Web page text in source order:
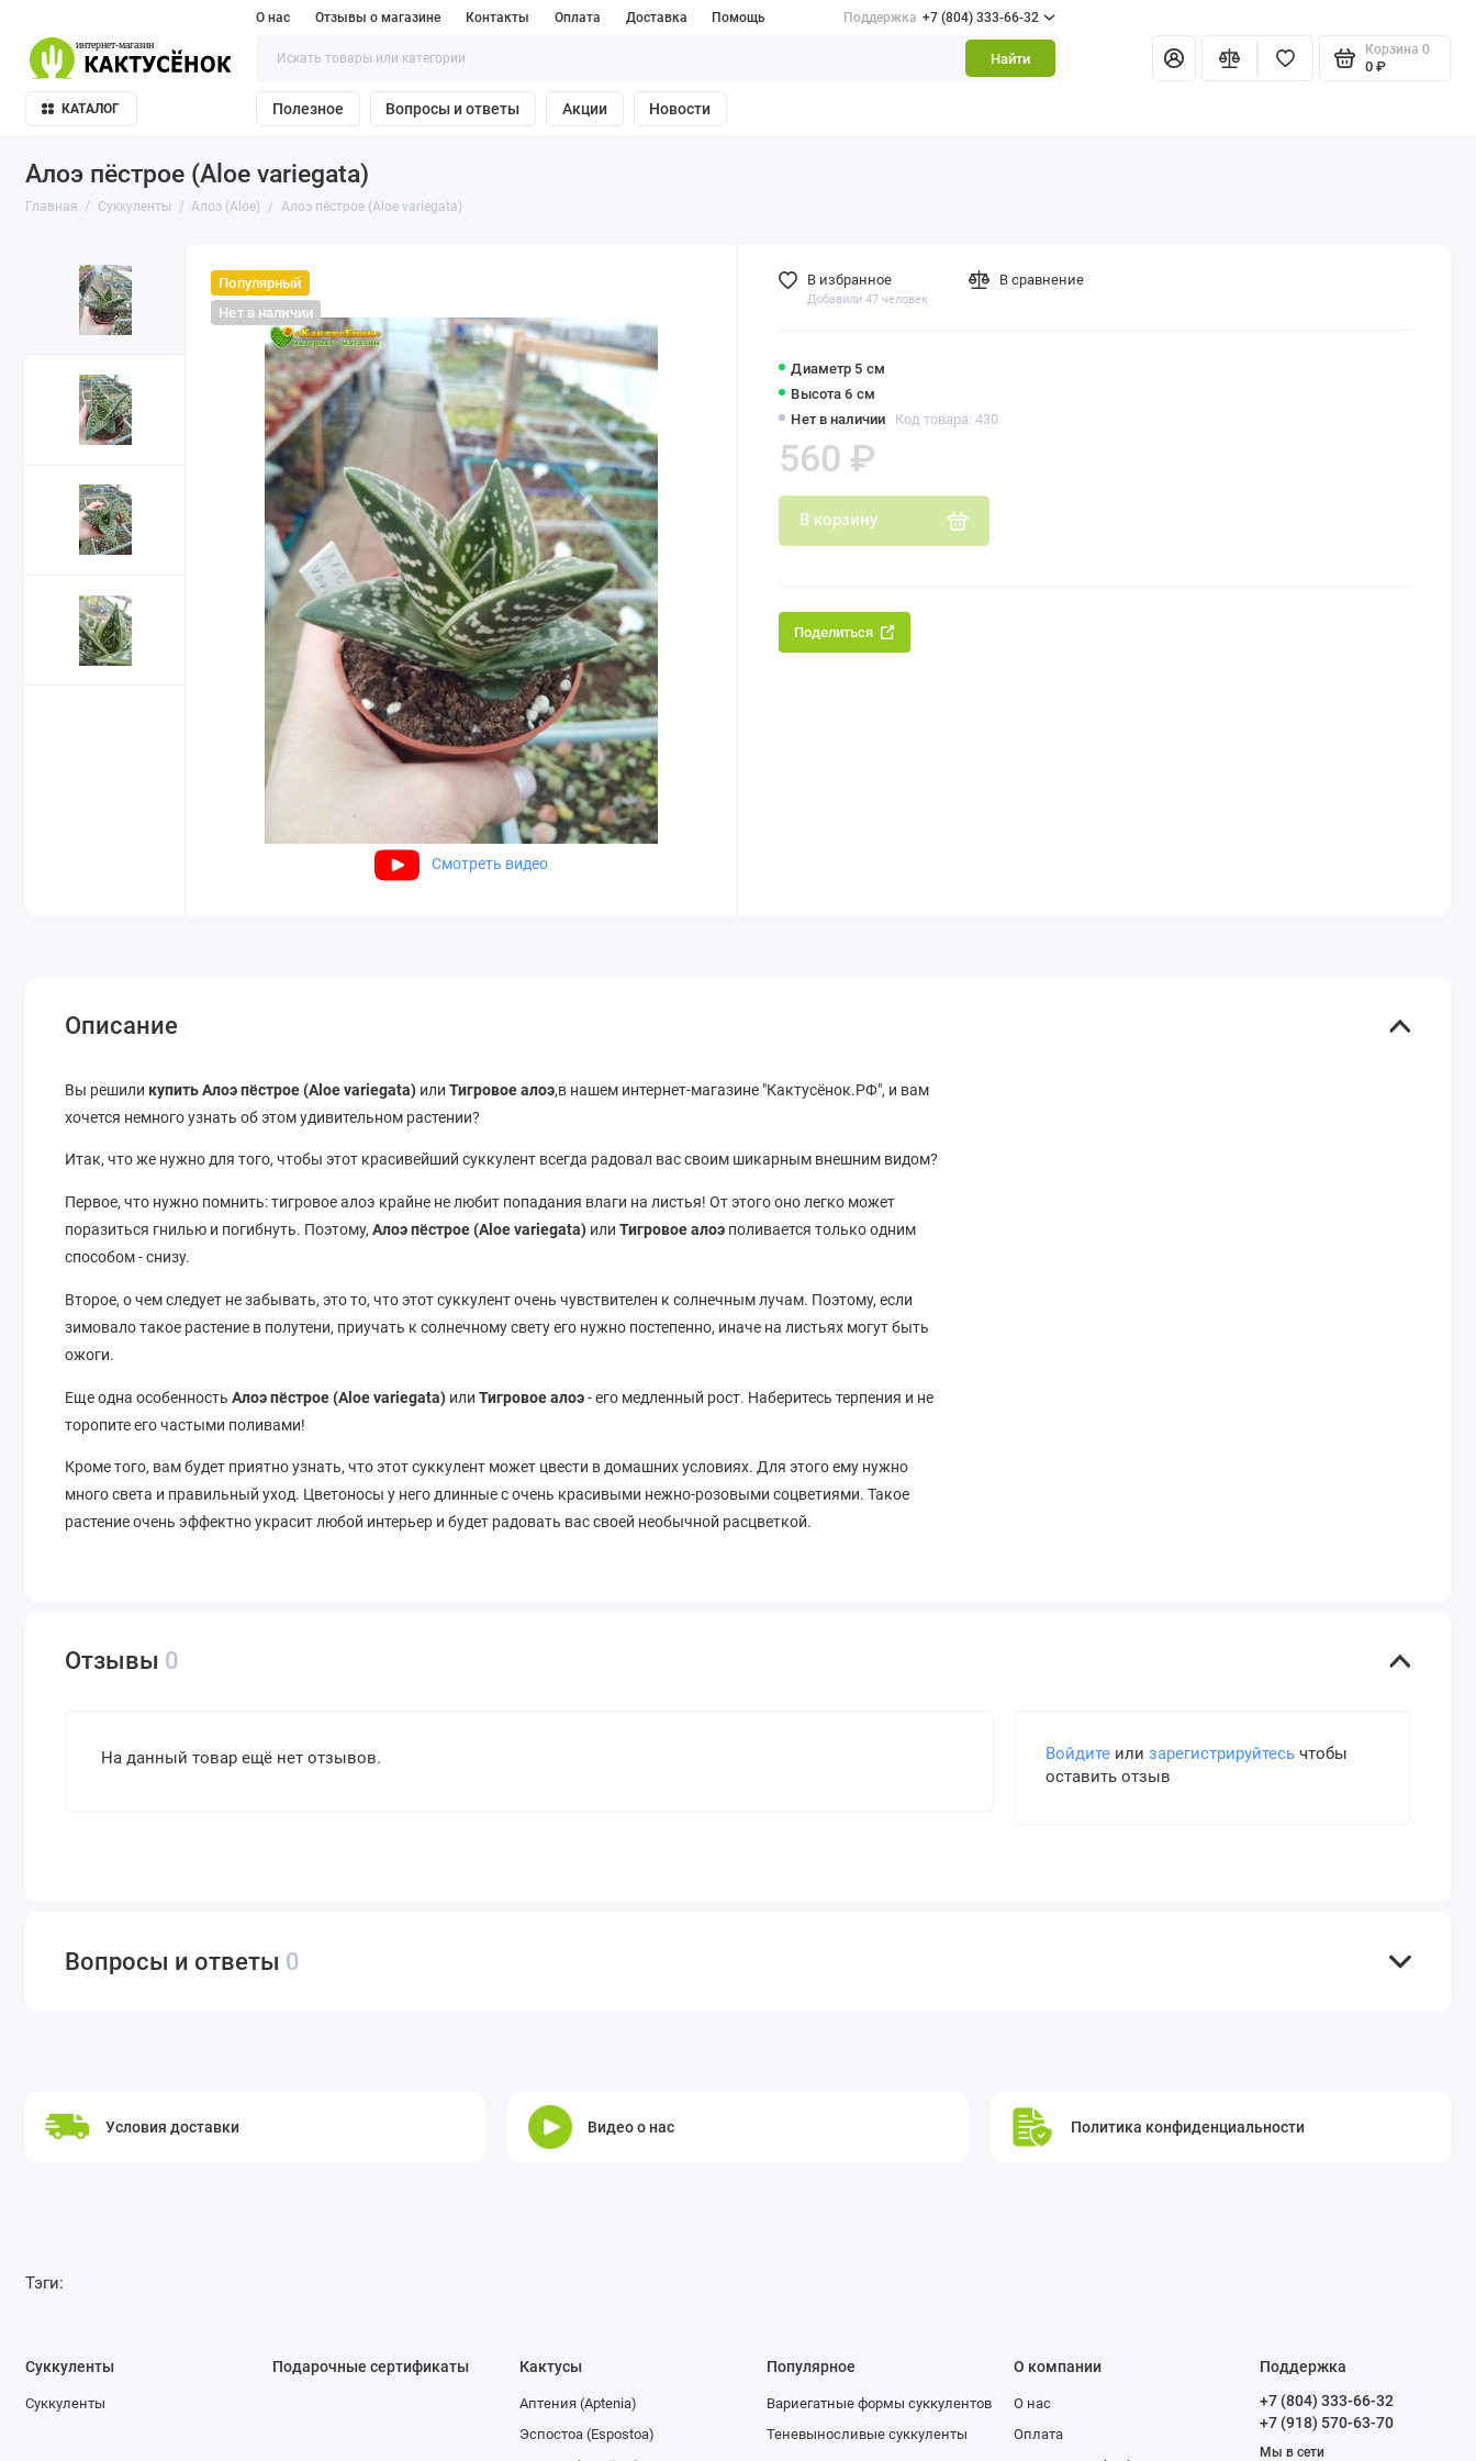
О нас Отзывы о магазине Контакты Оплата Доставка Помощь Поддержка +7 (804) 333-66-32
Найти
Корзина 0
0 ₽
КАТАЛОГ Полезное Вопросы и ответы Акции Новости
Алоэ пёстрое (Aloe variegata)
Главная Суккуленты Алоэ (Aloe) Алоэ пёстрое (Aloe variegata)
Популярный
Нет в наличии
Смотреть видео
Диаметр 5 см
Высота 6 см
Нет в наличии
Код товара: 430
560 ₽
В корзину
В избранное
Добавили 47 человек
В сравнение
Поделиться
Описание
Вы решили купить Алоэ пёстрое (Aloe variegata) илиТигровое алоэ,в нашем интернет-магазине "Кактусёнок.РФ", и вам
хочется немного узнать об этом удивительном растении?
Итак, что же нужно для того, чтобы этот красивейший суккулент всегда радовал вас своим шикарным внешним видом?
Первое, что нужно помнить: тигровое алоэ крайне не любит попадания влаги на листья! От этого оно легко может
поразиться гнилью и погибнуть. Поэтому,Алоэ пёстрое (Aloe variegata) илиТигровое алоэ поливается только одним
способом - снизу.
Второе, о чем следует не забывать, это то, что этот суккулент очень чувствителен к солнечным лучам. Поэтому, если
зимовало такое растение в полутени, приучать к солнечному свету его нужно постепенно, иначе на листьях могут быть
ожоги.
Еще одна особенностьАлоэ пёстрое (Aloe variegata) илиТигровое алоэ- его медленный рост. Наберитесь терпения и не
торопите его частыми поливами!
Кроме того, вам будет приятно узнать, что этот суккулент может цвести в домашних условиях. Для этого ему нужно
много света и правильный уход. Цветоносы у него длинные с очень красивыми нежно-розовыми соцветиями. Такое
растение очень эффектно украсит любой интерьер и будет радовать вас своей необычной расцветкой.
Отзывы 0
На данный товар ещё нет отзывов. Войдитеили зарегистрируйтесьчтобы
оставить отзыв
Вопросы и ответы 0
Условия доставки Видео о нас Политика конфиденциальности
Тэги:
Суккуленты
Суккуленты
Подарочные сертификаты Кактусы
Аптения (Aptenia)
Эспостоа (Espostoa)
Популярное
Вариегатные формы суккулентов
Теневыносливые суккуленты
О компании
О нас
Оплата
Поддержка
+7 (804) 333-66-32
+7 (918) 570-63-70
Мы в сети